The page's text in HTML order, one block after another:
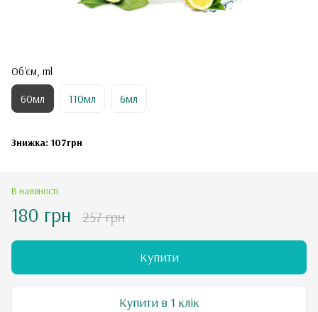
Об'єм, ml
60мл 110мл 6мл
Знижка: 107грн
В наявності
180 грн 257 грн
Купити
Купити в 1 клік